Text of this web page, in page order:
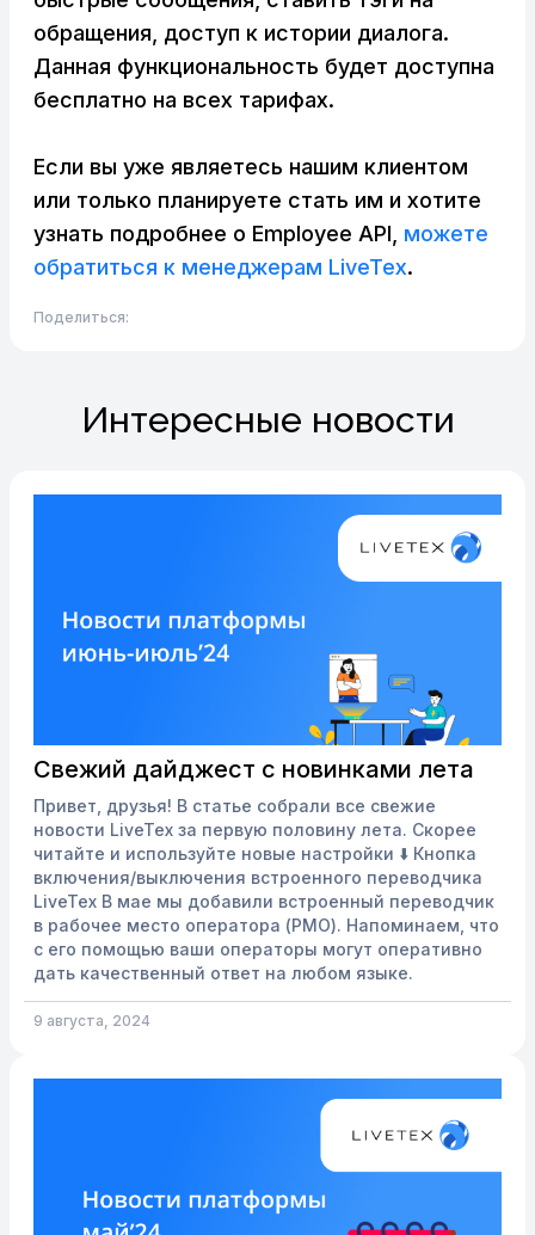
обращения, доступ к истории диалога.
Данная функциональность будет доступна
бесплатно на всех тарифах.
Если вы уже являетесь нашим клиентом
или только планируете стать им и хотите
узнать подробнее о Employee API, можете
обратиться к менеджерам LiveTex.
Поделиться:
Интересные новости
Свежий дайджест с новинками лета
Привет, друзья! В статье собрали все свежие
новости LiveTex за первую половину лета. Скорее
читайте и используйте новые настройки ⬇️ Кнопка
включения/выключения встроенного переводчика
LiveTex В мае мы добавили встроенный переводчик
в рабочее место оператора (РМО). Напоминаем, что
с его помощью ваши операторы могут оперативно
дать качественный ответ на любом языке.
Подробнее о работе переводчика можно прочитать
в нашей Базе Знаний. В июне мы улучшили
9 августа, 2024